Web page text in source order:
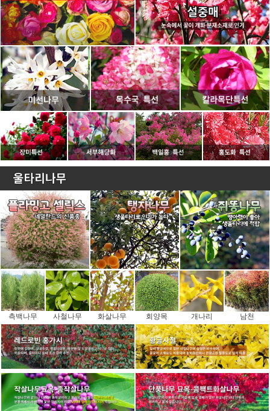
측백나무 사철나무 화살나무 회양목 개나리 남천